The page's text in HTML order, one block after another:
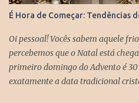
bem legal é o uso de abajures,
com o intuito de dar um toque
onde será o seu cantinho do café,
decoração! Deixo aqui como
É Hora de Começar: Tendências
Oi pessoal! Vocês sabem aquele
percebemos que o Natal está
primeiro domingo do Advento é 30
exatamente a data tradicional